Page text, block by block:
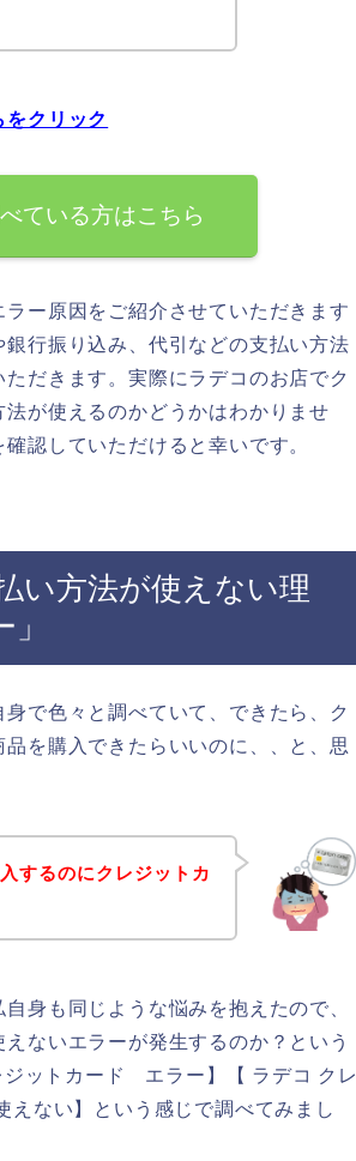
クリック
ている方はこちら
ー原因をご紹介させていただきます
行振り込み、代引などの支払い方法
だきます。実際にラデコのお店でク
が使えるのかどうかはわかりませ
認していただけると幸いです。
い方法が使えない理
で色々と調べていて、できたら、ク
を購入できたらいいのに、、と、思
するのにクレジットカ
身も同じような悩みを抱えたので、
ないエラーが発生するのか？という
ジットカード エラー】【 ラデコ クレ
ない】という感じで調べてみまし